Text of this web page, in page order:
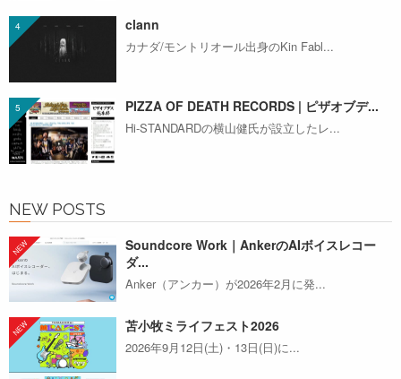
clann
カナダ/モントリオール出身のKin Fabl...
PIZZA OF DEATH RECORDS | ピザオブデ...
Hi-STANDARDの横山健氏が設立したレ...
NEW POSTS
Soundcore Work｜AnkerのAIボイスレコー
ダ...
Anker（アンカー）が2026年2月に発...
苫小牧ミライフェスト2026
2026年9月12日(土)・13日(日)に...